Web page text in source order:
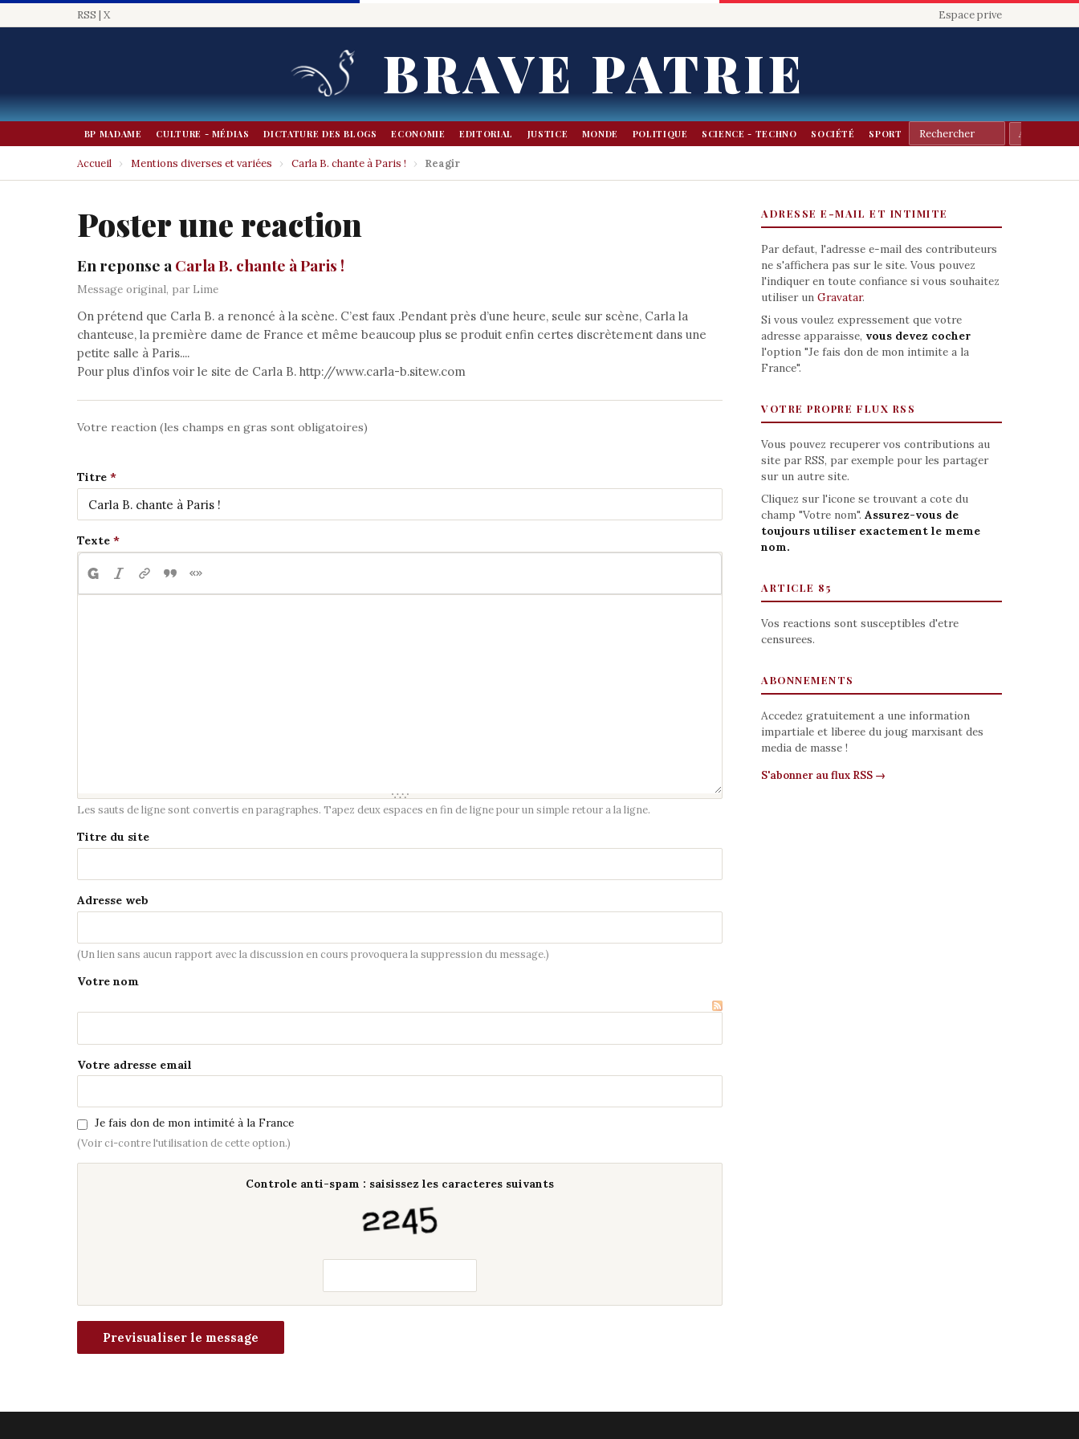
RSS | X Espace prive
BRAVE PATRIE
BP MADAME CULTURE - MÉDIAS DICTATURE DES BLOGS ECONOMIE EDITORIAL JUSTICE MONDE POLITIQUE SCIENCE - TECHNO SOCIÉTÉ SPORT
Accueil › Mentions diverses et variées › Carla B. chante à Paris ! › Reagir
Poster une reaction
En reponse aCarla B. chante à Paris !
Message original, par Lime
On prétend que Carla B. a renoncé à la scène. C’est faux .Pendant près d’une heure, seule sur scène, Carla la
chanteuse, la première dame de France et même beaucoup plus se produit enfin certes discrètement dans une
petite salle à Paris....
Pour plus d’infos voir le site de Carla B. http://www.carla-b.sitew.com
Votre reaction (les champs en gras sont obligatoires)
Titre
Texte
Les sauts de ligne sont convertis en paragraphes. Tapez deux espaces en fin de ligne pour un simple retour a la ligne.
Titre du site
Adresse web
(Un lien sans aucun rapport avec la discussion en cours provoquera la suppression du message.)
Votre nom
Votre adresse email
Je fais don de mon intimité à la France
(Voir ci-contre l'utilisation de cette option.)
Controle anti-spam : saisissez les caracteres suivants
ADRESSE E-MAIL ET INTIMITE
Par defaut, l'adresse e-mail des contributeurs
ne s'affichera pas sur le site. Vous pouvez
l'indiquer en toute confiance si vous souhaitez
utiliser un Gravatar.
Si vous voulez expressement que votre
adresse apparaisse, vous devez cocher
l'option "Je fais don de mon intimite a la
France".
VOTRE PROPRE FLUX RSS
Vous pouvez recuperer vos contributions au
site par RSS, par exemple pour les partager
sur un autre site.
Cliquez sur l'icone se trouvant a cote du
champ "Votre nom". Assurez-vous de
toujours utiliser exactement le meme
nom.
ARTICLE 85
Vos reactions sont susceptibles d'etre
censurees.
ABONNEMENTS
Accedez gratuitement a une information
impartiale et liberee du joug marxisant des
media de masse !
S'abonner au flux RSS →